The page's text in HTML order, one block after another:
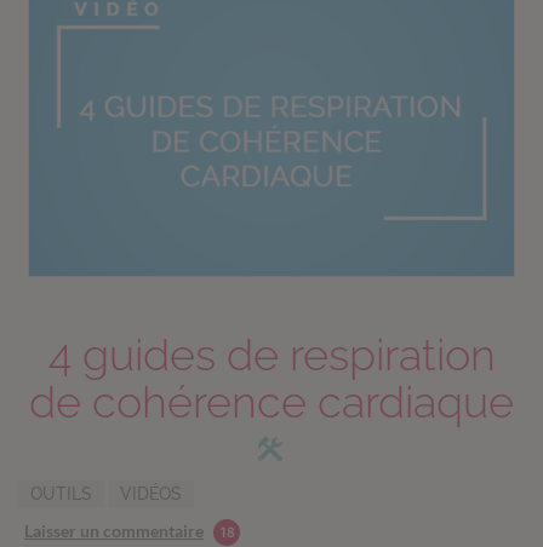
4 guides de respiration
de cohérence cardiaque
OUTILS VIDÉOS
Laisser un commentaire 18